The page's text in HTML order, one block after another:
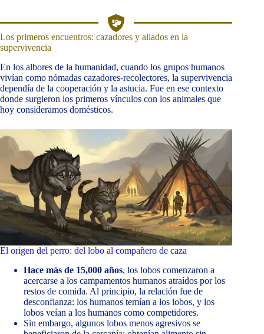
Los primeros encuentros: cazadores y aliados en la
supervivencia
En los albores de la humanidad, cuando los grupos humanos
vivían como nómadas cazadores-recolectores, la supervivencia
dependía de la cooperación y la astucia. Fue en ese contexto
donde surgieron los primeros vínculos con los animales que
hoy consideramos domésticos.
El origen del perro: del lobo al compañero de caza
Hace más de 15,000 años, los lobos comenzaron a
acercarse a los campamentos humanos atraídos por los
restos de comida. Al principio, la relación fue de
desconfianza: los humanos temían a los lobos, y los
lobos veían a los humanos como competidores.
Sin embargo, algunos lobos menos agresivos se